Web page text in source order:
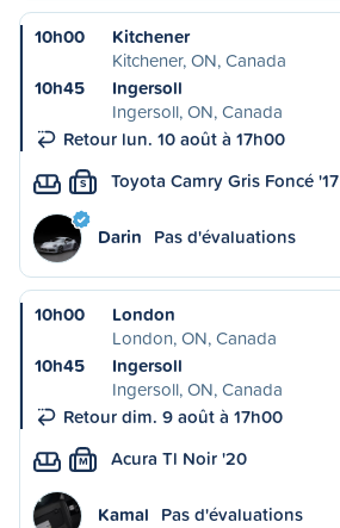
10h00
Kitchener
Kitchener, ON, Canada
10h45
Ingersoll
Ingersoll, ON, Canada
Retour lun. 10 août à 17h00
S Toyota Camry Gris Foncé '17
Darin Pas d'évaluations
10h00
London
London, ON, Canada
10h45
Ingersoll
Ingersoll, ON, Canada
Retour dim. 9 août à 17h00
M Acura Tl Noir '20
Kamal Pas d'évaluations